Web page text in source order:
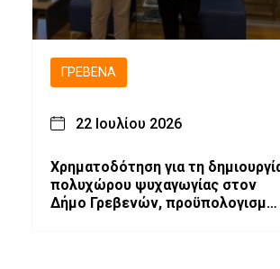
ΓΡΕΒΕΝΆ
22 Ιουλίου 2026
Χρηματοδότηση για τη
πολυχώρου ψυχαγωγίας στον
Δήμο Γρεβενών, προϋπολογισμού